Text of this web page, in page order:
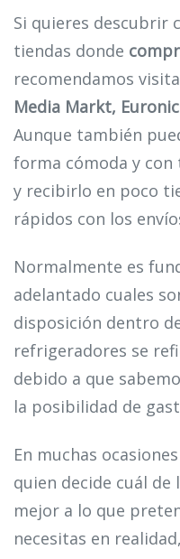
Si quieres descubrir
tiendas donde
recomendamos
Media Markt,
Aunque también
forma cómoda y con
y recibirlo en poco
rápidos con los
Normalmente es
adelantado cuales
disposición dentro
refrigeradores se
debido a que
la posibilidad de
En muchas
quien decide cuál de
mejor a lo que
necesitas en